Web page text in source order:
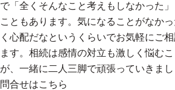
で「全くそんなこと考えもしなかった
こともあります。気になることがなか
く心配だなというくらいでお気軽にご
ます。相続は感情の対立も激しく悩む
が、一緒に二人三脚で頑張っていきまし
問合せはこちら